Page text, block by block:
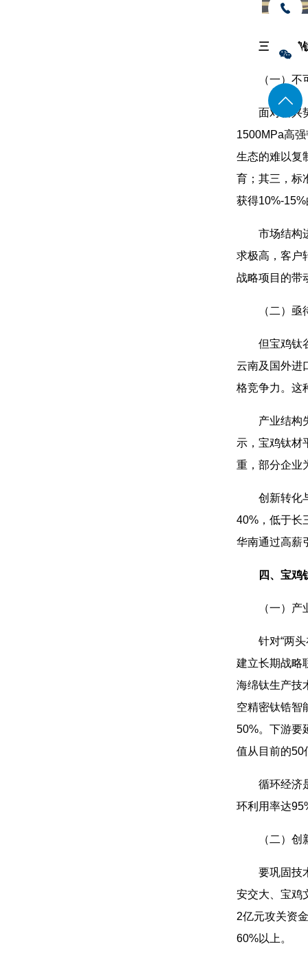
三、宝鸡
（一）
面对新兴
1500MPa高
生态的难以复
育；其三，标
获得10%-
市场结构
求极高，客户
战略项目的带
（二）
但宝鸡钛
云南及国外进
格竞争力。这
产业结构
示，宝鸡钛材
重，部分企业
创新转化
40%，低于长
华南通过高薪
四、宝鸡
（一）产
针对“两
建立长期战略
海绵钛生产技
空精密钛锆智
50%。下游要
值从目前的50
循环经济
环利用率达
（二）
要巩固技
安交大、宝鸡
2亿元攻关资
60%以上。